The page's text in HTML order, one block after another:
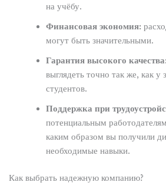
на учёбу.
Финансовая экономия:
могут быть значительными.
Гарантия высокого качества:
выглядеть точно так же, как
студентов.
Поддержка при
потенциальным
каким образом вы получили
необходимые навыки.
Как выбрать надежную компанию?